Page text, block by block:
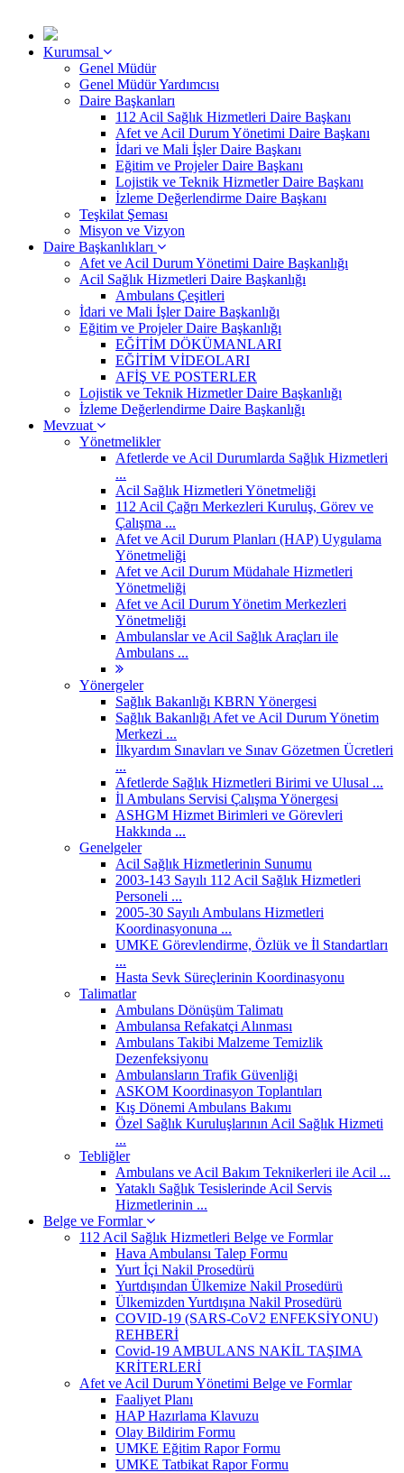
Kurumsal
Genel Müdür
Genel Müdür Yardımcısı
Daire Başkanları
112 Acil Sağlık Hizmetleri Daire Başkanı
Afet ve Acil Durum Yönetimi Daire Başkanı
İdari ve Mali İşler Daire Başkanı
Eğitim ve Projeler Daire Başkanı
Lojistik ve Teknik Hizmetler Daire Başkanı
İzleme Değerlendirme Daire Başkanı
Teşkilat Şeması
Misyon ve Vizyon
Daire Başkanlıkları
Afet ve Acil Durum Yönetimi Daire Başkanlığı
Acil Sağlık Hizmetleri Daire Başkanlığı
Ambulans Çeşitleri
İdari ve Mali İşler Daire Başkanlığı
Eğitim ve Projeler Daire Başkanlığı
EĞİTİM DÖKÜMANLARI
EĞİTİM VİDEOLARI
AFİŞ VE POSTERLER
Lojistik ve Teknik Hizmetler Daire Başkanlığı
İzleme Değerlendirme Daire Başkanlığı
Mevzuat
Yönetmelikler
Afetlerde ve Acil Durumlarda Sağlık Hizmetleri
...
Acil Sağlık Hizmetleri Yönetmeliği
112 Acil Çağrı Merkezleri Kuruluş, Görev ve
Çalışma ...
Afet ve Acil Durum Planları (HAP) Uygulama
Yönetmeliği
Afet ve Acil Durum Müdahale Hizmetleri
Yönetmeliği
Afet ve Acil Durum Yönetim Merkezleri
Yönetmeliği
Ambulanslar ve Acil Sağlık Araçları ile
Ambulans ...
Yönergeler
Sağlık Bakanlığı KBRN Yönergesi
Sağlık Bakanlığı Afet ve Acil Durum Yönetim
Merkezi ...
İlkyardım Sınavları ve Sınav Gözetmen Ücretleri
...
Afetlerde Sağlık Hizmetleri Birimi ve Ulusal ...
İl Ambulans Servisi Çalışma Yönergesi
ASHGM Hizmet Birimleri ve Görevleri
Hakkında ...
Genelgeler
Acil Sağlık Hizmetlerinin Sunumu
2003-143 Sayılı 112 Acil Sağlık Hizmetleri
Personeli ...
2005-30 Sayılı Ambulans Hizmetleri
Koordinasyonuna ...
UMKE Görevlendirme, Özlük ve İl Standartları
...
Hasta Sevk Süreçlerinin Koordinasyonu
Talimatlar
Ambulans Dönüşüm Talimatı
Ambulansa Refakatçi Alınması
Ambulans Takibi Malzeme Temizlik
Dezenfeksiyonu
Ambulansların Trafik Güvenliği
ASKOM Koordinasyon Toplantıları
Kış Dönemi Ambulans Bakımı
Özel Sağlık Kuruluşlarının Acil Sağlık Hizmeti
...
Tebliğler
Ambulans ve Acil Bakım Teknikerleri ile Acil ...
Yataklı Sağlık Tesislerinde Acil Servis
Hizmetlerinin ...
Belge ve Formlar
112 Acil Sağlık Hizmetleri Belge ve Formlar
Hava Ambulansı Talep Formu
Yurt İçi Nakil Prosedürü
Yurtdışından Ülkemize Nakil Prosedürü
Ülkemizden Yurtdışına Nakil Prosedürü
COVID-19 (SARS-CoV2 ENFEKSİYONU)
REHBERİ
Covid-19 AMBULANS NAKİL TAŞIMA
KRİTERLERİ
Afet ve Acil Durum Yönetimi Belge ve Formlar
Faaliyet Planı
HAP Hazırlama Klavuzu
Olay Bildirim Formu
UMKE Eğitim Rapor Formu
UMKE Tatbikat Rapor Formu